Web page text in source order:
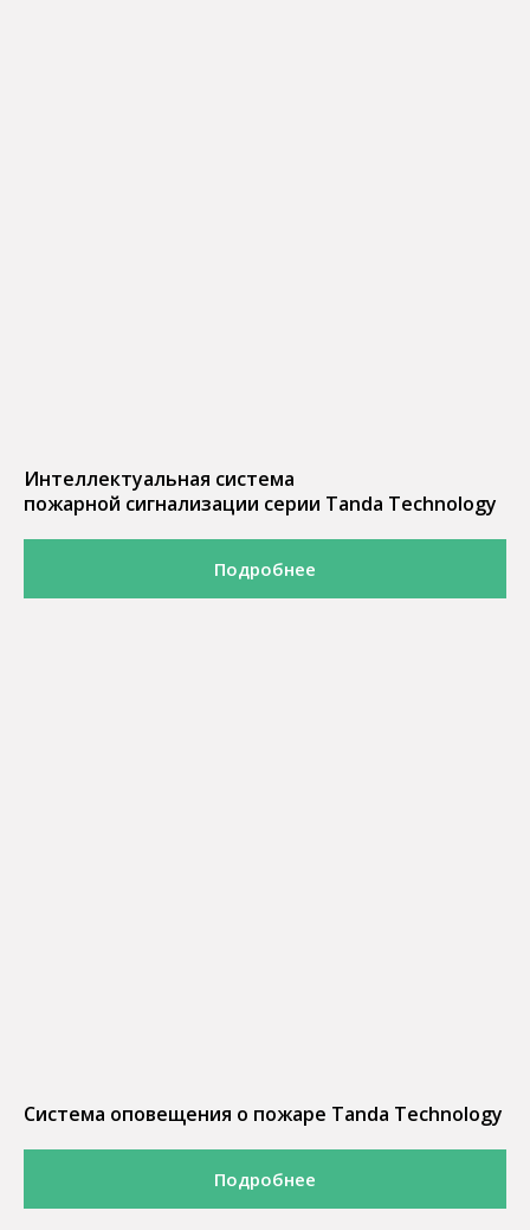
Интеллектуальная система
пожарной сигнализации серии Tanda Technology
Подробнее
Система оповещения о пожаре Tanda Technology
Подробнее